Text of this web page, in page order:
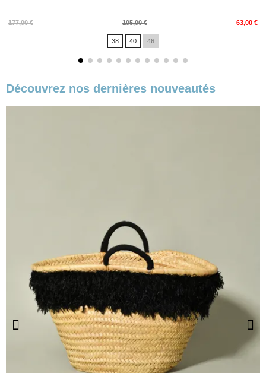
177,00 €
Prix
105,00 € 63,00 €
Prix
38 40 46
Découvrez nos dernières nouveautés